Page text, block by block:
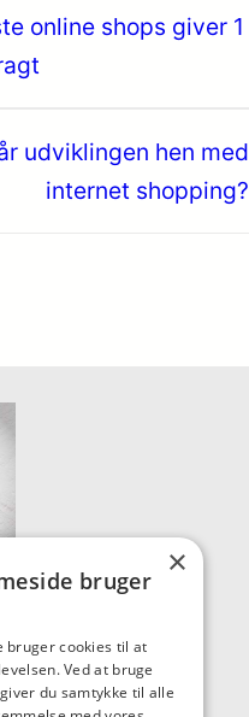
online shops giver 1
udviklingen hen med
internet shopping?
×
bruger
bruger cookies til at
Ved at bruge
du samtykke til alle